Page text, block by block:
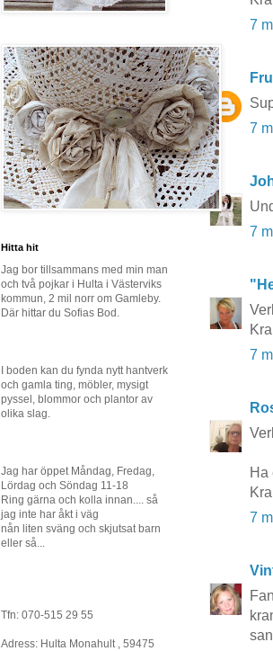
7
7
7
7
Ha
7
Hitta hit
Jag bor tillsammans med min man
och två pojkar i Hulta i Västerviks
kommun, 2 mil norr om Gamleby.
Där hittar du Sofias Bod.
I boden kan du fynda nytt hantverk
och gamla ting, möbler, mysigt
pyssel, blommor och plantor av
olika slag.
Jag har öppet Måndag, Fredag,
Lördag och Söndag 11-18
Ring gärna och kolla innan.... så
jag inte har åkt i väg
nån liten sväng och skjutsat barn
eller så...
Tfn: 070-515 29 55
Adress: Hulta Monahult , 59475